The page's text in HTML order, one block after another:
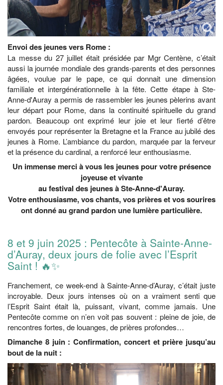
Envoi des jeunes vers Rome :
La messe du 27 juillet était présidée par Mgr Centène, c’était
aussi la journée mondiale des grands-parents et des personnes
âgées, voulue par le pape, ce qui donnait une dimension
familiale et intergénérationnelle à la fête. Cette étape à Ste-
Anne-d'Auray a permis de rassembler les jeunes pèlerins avant
leur départ pour Rome, dans la continuité spirituelle du grand
pardon. Beaucoup ont exprimé leur joie et leur fierté d’être
envoyés pour représenter la Bretagne et la France au jubilé des
jeunes à Rome. L’ambiance du pardon, marquée par la ferveur
et la présence du cardinal, a renforcé leur enthousiasme.
Un immense merci à vous les jeunes pour votre présence
joyeuse et vivante
au festival des jeunes à Ste-Anne-d'Auray.
Votre enthousiasme, vos chants, vos prières et vos sourires
ont donné au grand pardon une lumière particulière.
8 et 9 juin 2025 : Pentecôte à Sainte-Anne-
d’Auray, deux jours de folie avec l’Esprit
Saint ! 🔥✨
Franchement, ce week-end à Sainte-Anne-d’Auray, c’était juste
incroyable. Deux jours intenses où on a vraiment senti que
l’Esprit Saint était là, puissant, vivant, comme jamais. Une
Pentecôte comme on n’en voit pas souvent : pleine de joie, de
rencontres fortes, de louanges, de prières profondes…
Dimanche 8 juin : Confirmation, concert et prière jusqu’au
bout de la nuit :